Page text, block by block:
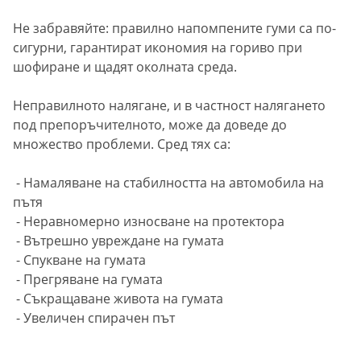
Не забравяйте: правилно напомпените гуми са по-
сигурни, гарантират икономия на гориво при
шофиране и щадят околната среда.
Неправилното налягане, и в частност налягането
под препоръчителното, може да доведе до
множество проблеми. Сред тях са:
- Намаляване на стабилността на автомобила на
пътя
- Неравномерно износване на протектора
- Вътрешно увреждане на гумата
- Спукване на гумата
- Прегряване на гумата
- Съкращаване живота на гумата
- Увеличен спирачен път